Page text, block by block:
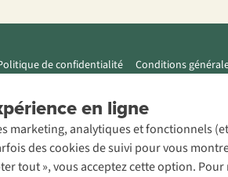
en ligne
marketing, analytiques et fonctionnels
des cookies de suivi pour vous
tout », vous acceptez cette option.
de confidentialité Conditions